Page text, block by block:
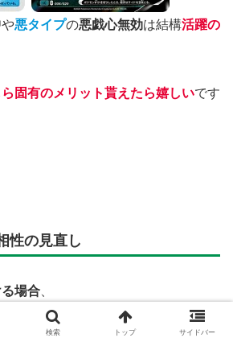
や悪タイプの悪戯心無効は結構活躍の
固有のメリット貰えたら嬉しいです
性の見直し
場合
検索 トップ サイドバー